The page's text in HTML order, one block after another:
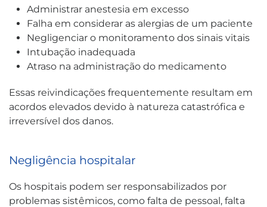
Administrar anestesia em excesso
Falha em considerar as alergias de um paciente
Negligenciar o monitoramento dos sinais vitais
Intubação inadequada
Atraso na administração do medicamento
Essas reivindicações frequentemente resultam em
acordos elevados devido à natureza catastrófica e
irreversível dos danos.
Negligência hospitalar
Os hospitais podem ser responsabilizados por
problemas sistêmicos, como falta de pessoal, falta